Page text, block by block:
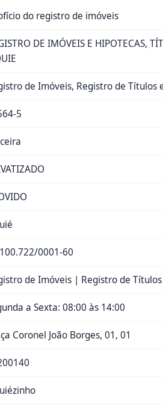
do registro de imóveis
DE IMÓVEIS E HIPOTECAS,
de Imóveis, Registro de Títulos
5
0001-60
de Imóveis | Registro de
a Sexta: 08:00 às 14:00
Coronel João Borges, 01, 01